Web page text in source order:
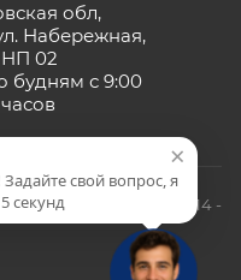
обл,
Набережная,
НП 02
будням с 9:00
запчастей, 2014 -
×
Задайте свой вопрос, я
секунд